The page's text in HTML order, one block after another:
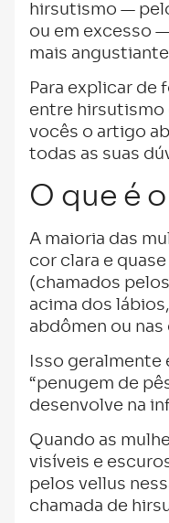
hirsutismo —
ou em excesso
mais
Para explicar de
entre hirsutismo
vocês o artigo
todas as suas
O que é
A maioria das
cor clara e
(chamados
acima dos
abdômen ou nas
Isso geralmente
“penugem de
desenvolve na
Quando as
visíveis e
pelos vellus
chamada de